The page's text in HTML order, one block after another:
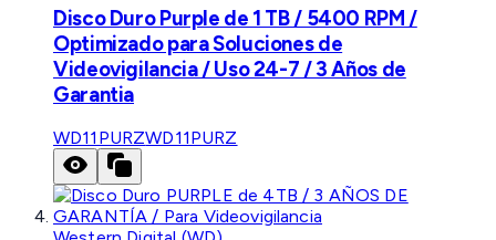
Disco Duro Purple de 1 TB / 5400 RPM /
Optimizado para Soluciones de
Videovigilancia / Uso 24-7 / 3 Años de
Garantia
WD11PURZWD11PURZ